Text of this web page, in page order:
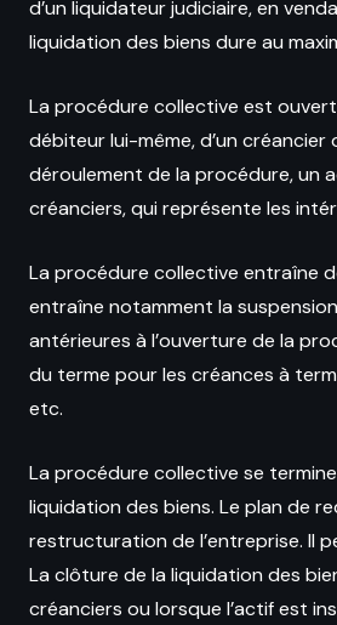
d’un liquidateur judiciaire, en
liquidation des biens dure au
La procédure collective est
débiteur lui-même, d’un
déroulement de la procédure, un
créanciers, qui représente les
La procédure collective entraîne
entraîne notamment la
antérieures à l’ouverture de la
du terme pour les créances à
etc.
La procédure collective se
liquidation des biens. Le plan de
restructuration de l’entreprise. Il
La clôture de la liquidation des
créanciers ou lorsque l’actif est